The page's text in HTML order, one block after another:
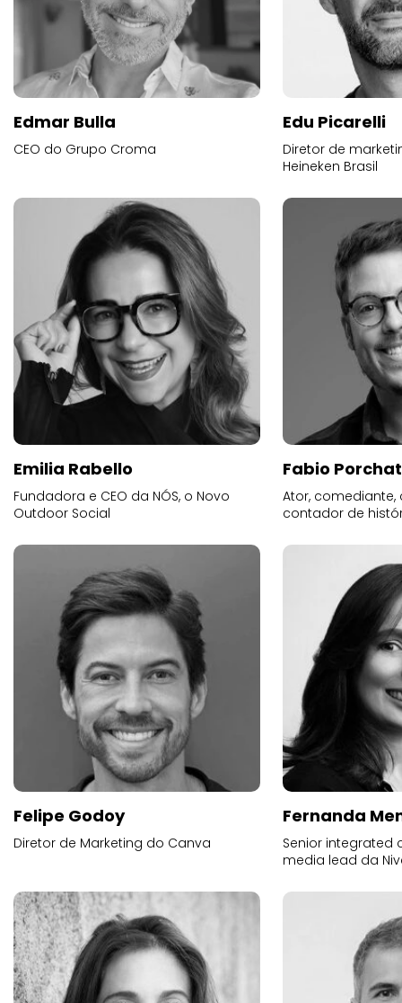
Edmar Bulla
CEO do Grupo Croma
Edu Picarelli
Diretor de
Heineken Brasil
Emilia Rabello
Fundadora e CEO da NÓS, o Novo
Outdoor Social
Fabio Porchat
Ator,
contador de
Felipe Godoy
Diretor de Marketing do Canva
Fernanda
Senior integrated
media lead da